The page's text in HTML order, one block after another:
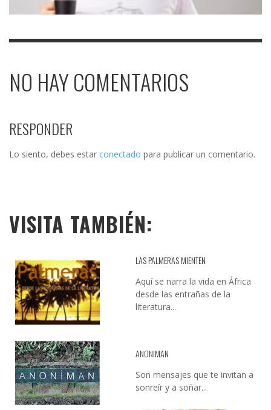
NO HAY COMENTARIOS
RESPONDER
Lo siento, debes estar conectado para publicar un comentario.
VISITA TAMBIÉN:
LAS PALMERAS MIENTEN
Aquí se narra la vida en África
desde las entrañas de la
literatura...
ANONIMAN
Son mensajes que te invitan a
sonreír y a soñar...